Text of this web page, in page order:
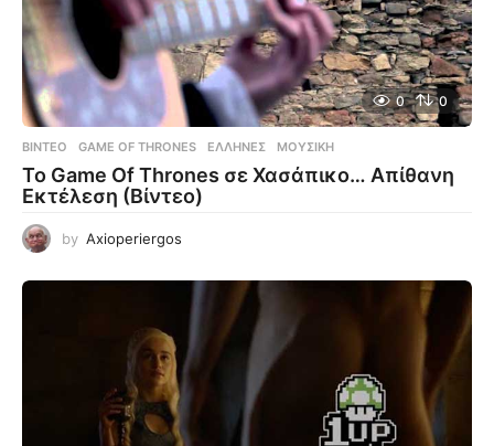
0 0
ΒΊΝΤΕΟ GAME OF THRONES ,ΈΛΛΗΝΕΣ ,ΜΟΥΣΙΚΉ
Το Game Of Thrones σε Χασάπικο… Απίθανη
Εκτέλεση (Βίντεο)
by Axioperiergos